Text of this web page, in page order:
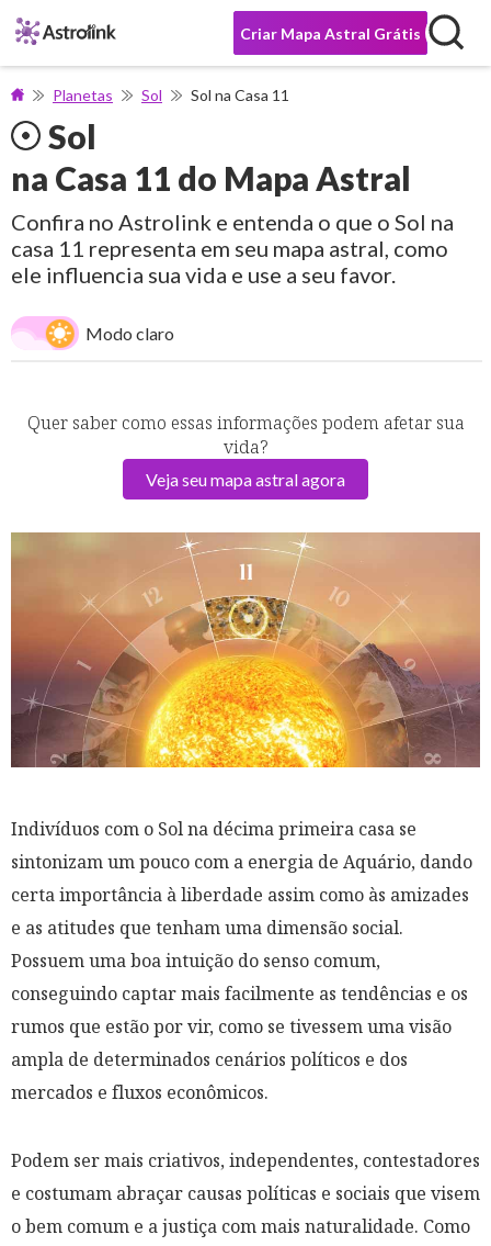
Criar Mapa Astral Grátis
Planetas Sol Sol na Casa 11
Sol
na Casa 11 do Mapa Astral
Confira no Astrolink e entenda o que o Sol na
casa 11 representa em seu mapa astral, como
ele influencia sua vida e use a seu favor.
Modo claro
Quer saber como essas informações podem afetar sua
vida?
Veja seu mapa astral agora
Indivíduos com o Sol na décima primeira casa se
sintonizam um pouco com a energia de Aquário, dando
certa importância à liberdade assim como às amizades
e as atitudes que tenham uma dimensão social.
Possuem uma boa intuição do senso comum,
conseguindo captar mais facilmente as tendências e os
rumos que estão por vir, como se tivessem uma visão
ampla de determinados cenários políticos e dos
mercados e fluxos econômicos.
Podem ser mais criativos, independentes, contestadores
e costumam abraçar causas políticas e sociais que visem
o bem comum e a justiça com mais naturalidade. Como